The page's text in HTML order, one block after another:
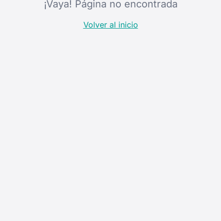
¡Vaya! Página no encontrada
Volver al inicio